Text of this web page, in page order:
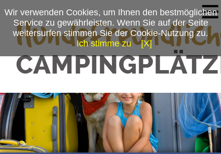
Wir verwenden Cookies, um Ihnen den bestmöglichen
Service zu gewährleisten. Wenn Sie auf der Seite
weitersurfen stimmen Sie der Cookie-Nutzung zu.
Ich stimme zu
[X]